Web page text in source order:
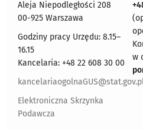
Aleja Niepodległości 208
00-925 Warszawa
Godziny pracy Urzędu: 8.15–
16.15
Kancelaria: +48 22 608 30 00
Elektroniczna Skrzynka
Podawcza
w